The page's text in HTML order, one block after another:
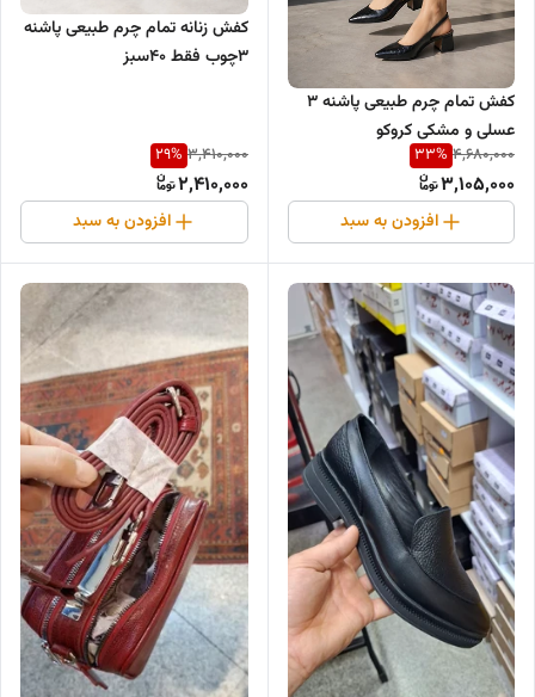
کفش تمام چرم طبیعی پاشنه ۳
عسلی و مشکی کروکو
4,680,000
33%
3,105,000
افزودن به سبد
کفش زنانه تمام چرم طبیعی پاشنه
۳چوب فقط ۴۰سبز
3,410,000
29%
2,410,000
افزودن به سبد